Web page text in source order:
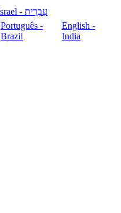
עִבְרִית - Israel
Português -
Brazil
English -
India